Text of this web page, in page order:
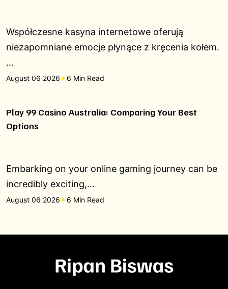
Współczesne kasyna internetowe oferują
niezapomniane emocje płynące z kręcenia kołem.
…
August 06 2026 6 Min Read
Play 99 Casino Australia: Comparing Your Best
Options
Embarking on your online gaming journey can be
incredibly exciting,…
August 06 2026 6 Min Read